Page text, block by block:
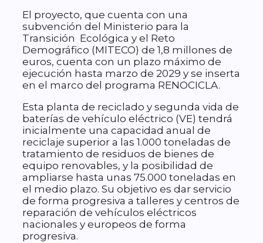
El proyecto, que cuenta con una
subvención del Ministerio para la
Transición Ecológica y el Reto
Demográfico (MITECO) de 1,8 millones de
euros, cuenta con un plazo máximo de
ejecución hasta marzo de 2029 y se inserta
en el marco del programa RENOCICLA.
Esta planta de reciclado y segunda vida de
baterías de vehículo eléctrico (VE) tendrá
inicialmente una capacidad anual de
reciclaje superior a las 1.000 toneladas de
tratamiento de residuos de bienes de
equipo renovables, y la posibilidad de
ampliarse hasta unas 75.000 toneladas en
el medio plazo. Su objetivo es dar servicio
de forma progresiva a talleres y centros de
reparación de vehículos eléctricos
nacionales y europeos de forma
progresiva.